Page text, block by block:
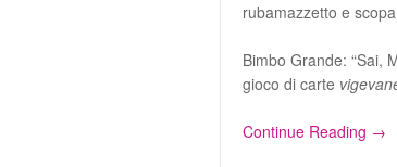
rubamazzetto e
Bimbo Grande: “Sai,
gioco di carte
Continue Reading →